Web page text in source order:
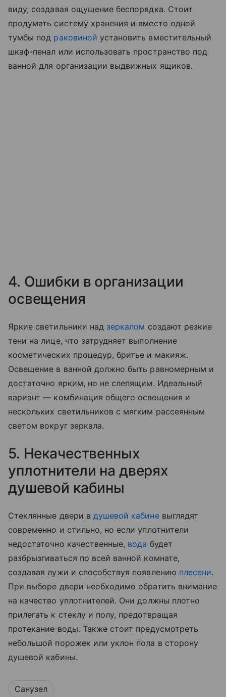
виду, создавая ощущение беспорядка. Стоит
продумать систему хранения и вместо одной
тумбы под раковиной установить вместительный
шкаф-пенал или использовать пространство под
ванной для организации выдвижных ящиков.
4. Ошибки в организации
освещения
Яркие светильники над зеркалом создают резкие
тени на лице, что затрудняет выполнение
косметических процедур, бритье и макияж.
Освещение в ванной должно быть равномерным и
достаточно ярким, но не слепящим. Идеальный
вариант — комбинация общего освещения и
нескольких светильников с мягким рассеянным
светом вокруг зеркала.
5. Некачественных
уплотнители на дверях
душевой кабины
Стеклянные двери в душевой кабиневыглядят
современно и стильно, но если уплотнители
недостаточно качественные, вода будет
разбрызгиваться по всей ванной комнате,
создавая лужи и способствуя появлению плесени.
При выборе двери необходимо обратить внимание
на качество уплотнителей. Они должны плотно
прилегать к стеклу и полу, предотвращая
протекание воды. Также стоит предусмотреть
небольшой порожек или уклон пола в сторону
душевой кабины.
Санузел